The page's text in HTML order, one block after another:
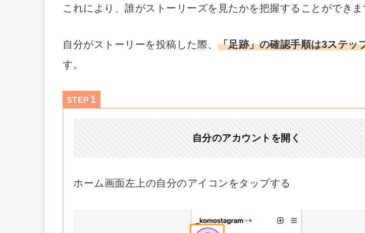
これにより、誰がストーリーズを見たかを把握することができま
自分がストーリーを投稿した際、 「足跡」の確認手順は3ステッ
す。
STEP
自分のアカウントを開く
ホーム画面左上の自分のアイコンをタップする